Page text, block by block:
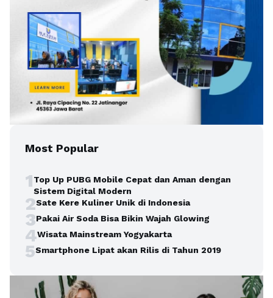
Most Popular
1Top Up PUBG Mobile Cepat dan Aman dengan
Sistem Digital Modern
2Sate Kere Kuliner Unik di Indonesia
3Pakai Air Soda Bisa Bikin Wajah Glowing
4Wisata Mainstream Yogyakarta
5Smartphone Lipat akan Rilis di Tahun 2019